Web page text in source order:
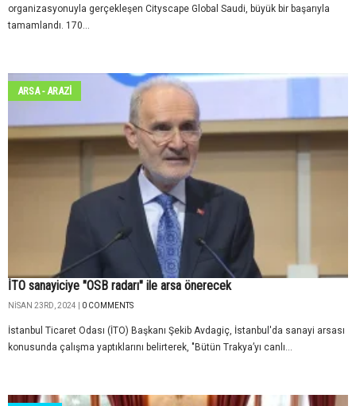
organizasyonuyla gerçekleşen Cityscape Global Saudi, büyük bir başarıyla
tamamlandı. 170...
ARSA - ARAZİ
İTO sanayiciye "OSB radarı" ile arsa önerecek
NISAN 23RD, 2024 | 0 COMMENTS
İstanbul Ticaret Odası (İTO) Başkanı Şekib Avdagiç, İstanbul'da sanayi arsası
konusunda çalışma yaptıklarını belirterek, "Bütün Trakya’yı canlı...